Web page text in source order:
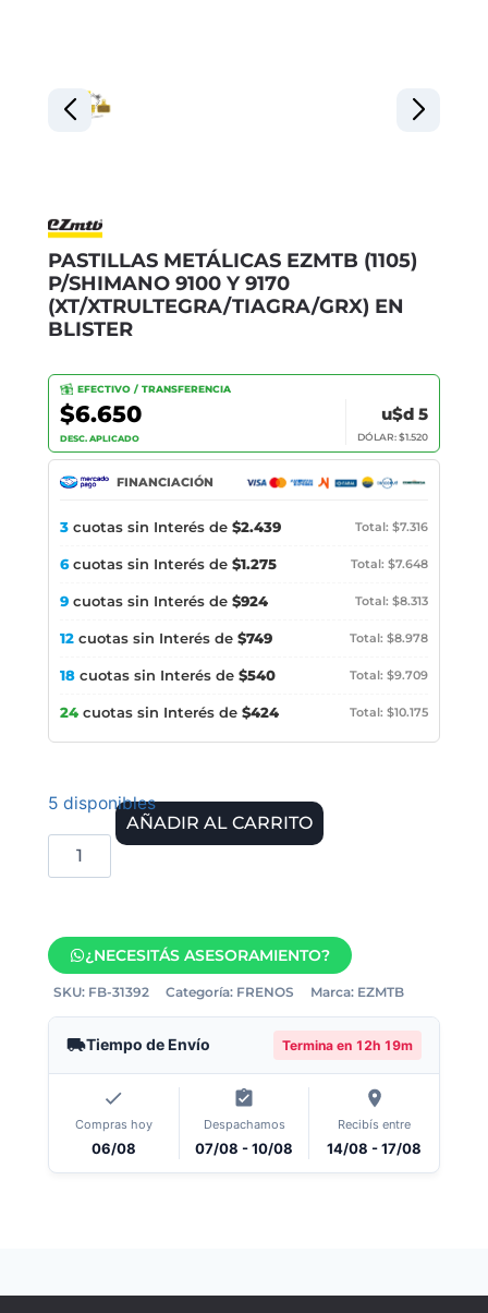
PASTILLAS METÁLICAS EZMTB (1105)
P/SHIMANO 9100 Y 9170
(XT/XTRULTEGRA/TIAGRA/GRX) EN
BLISTER
EFECTIVO / TRANSFERENCIA
$6.650
DESC. APLICADO
u$d 5
DÓLAR: $1.520
FINANCIACIÓN
3 cuotas sin Interés de $2.439 Total: $7.316
6cuotas sin Interés de $1.275 Total: $7.648
9 cuotas sin Interés de $924 Total: $8.313
12 cuotas sin Interés de $749 Total: $8.978
18 cuotas sin Interés de $540 Total: $9.709
24 cuotas sin Interés de $424 Total: $10.175
5 disponibles
AÑADIR AL CARRITO
¿NECESITÁS ASESORAMIENTO?
SKU: FB-31392 Categoría: FRENOS Marca: EZMTB
Tiempo de Envío Termina en 12h 19m
Compras hoy
06/08
Despachamos
07/08 - 10/08
Recibís entre
14/08 - 17/08